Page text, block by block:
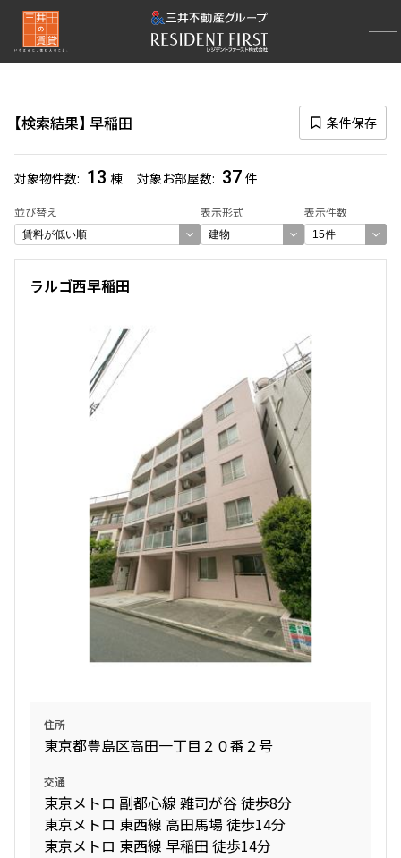
検索結果 早稲田 条件保存
対象物件数 13 棟 対象お部屋数 37 件
並び替え 表示形式 表示件数
再検索ナビゲーション
選択中の路線
東西線
(344)
選択中の駅
早稲田
(37)
一覧から選び直す
選び方を変更する
検索対象お部屋数
37件
お部屋を再検索
検索結果の絞り込み
管理費/共益費含む
礼金なし
敷金なし
礼金１ヶ月以下
フリーレント付き
間取り
ラルゴ西早稲田
住所
東京都豊島区高田一丁目２０番２号
交通
東京メトロ 副都心線 雑司が谷 徒歩8分
東京メトロ 東西線 高田馬場 徒歩14分
東京メトロ 東西線 早稲田 徒歩14分